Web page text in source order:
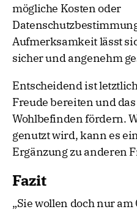
mögliche Kosten oder
Aufmerksamkeit lässt
sicher und angenehm
Entscheidend ist
Freude bereiten und
Wohlbefinden fördern.
genutzt wird, kann es
Ergänzung zu anderen
Fazit
„Sie wollen doch nur